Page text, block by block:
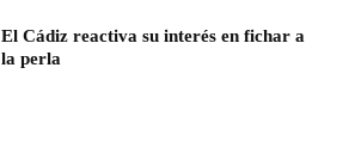
El Cádiz reactiva su interés en fichar a
la perla